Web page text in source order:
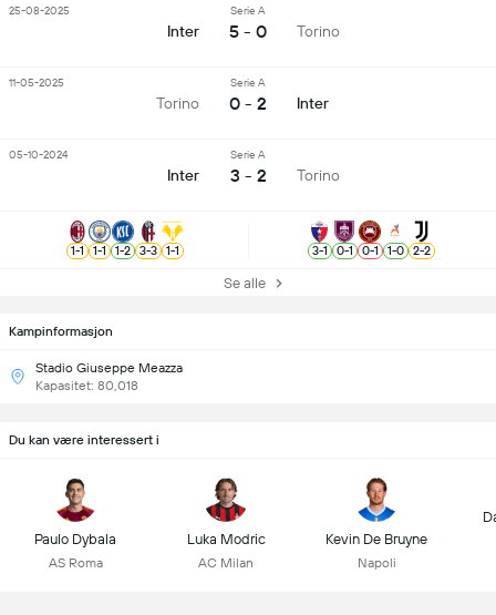
Kampinformasjon
Stadio Giuseppe Meazza
Kapasitet: 80,018
Inter
Serie A
5 - 0 Torino
25-08-2025
Torino
Serie A
0 - 2 Inter
11-05-2025
Inter
Serie A
3 - 2 Torino
05-10-2024
1-1 1-1 1-2 3-3 1-1 3-1 0-1 0-1 1-0 2-2
Se alle
Du kan være interessert i
Paulo Dybala
AS Roma
Luka Modric
AC Milan
Kevin De Bruyne
Napoli